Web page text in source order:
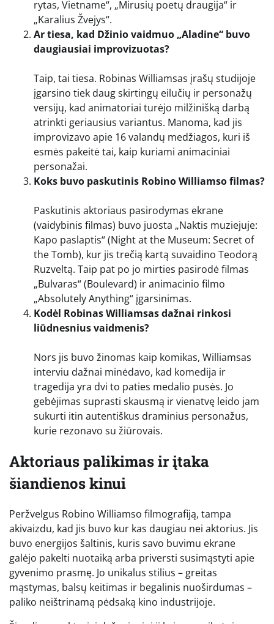
rytas, Vietname“, „Mirusių poetų draugija“ ir
„Karalius Žvejys“.
Ar tiesa, kad Džinio vaidmuo „Aladine“ buvo
daugiausiai improvizuotas?
Taip, tai tiesa. Robinas Williamsas įrašų studijoje
įgarsino tiek daug skirtingų eilučių ir personažų
versijų, kad animatoriai turėjo milžinišką darbą
atrinkti geriausius variantus. Manoma, kad jis
improvizavo apie 16 valandų medžiagos, kuri iš
esmės pakeitė tai, kaip kuriami animaciniai
personažai.
Koks buvo paskutinis Robino Williamso filmas?
Paskutinis aktoriaus pasirodymas ekrane
(vaidybinis filmas) buvo juosta „Naktis muziejuje:
Kapo paslaptis“ (Night at the Museum: Secret of
the Tomb), kur jis trečią kartą suvaidino Teodorą
Ruzveltą. Taip pat po jo mirties pasirodė filmas
„Bulvaras“ (Boulevard) ir animacinio filmo
„Absolutely Anything“ įgarsinimas.
Kodėl Robinas Williamsas dažnai rinkosi
liūdnesnius vaidmenis?
Nors jis buvo žinomas kaip komikas, Williamsas
interviu dažnai minėdavo, kad komedija ir
tragedija yra dvi to paties medalio pusės. Jo
gebėjimas suprasti skausmą ir vienatvę leido jam
sukurti itin autentiškus draminius personažus,
kurie rezonavo su žiūrovais.
Aktoriaus palikimas ir įtaka
šiandienos kinui
Peržvelgus Robino Williamso filmografiją, tampa
akivaizdu, kad jis buvo kur kas daugiau nei aktorius. Jis
buvo energijos šaltinis, kuris savo buvimu ekrane
galėjo pakelti nuotaiką arba priversti susimąstyti apie
gyvenimo prasmę. Jo unikalus stilius – greitas
mąstymas, balsų keitimas ir begalinis nuoširdumas –
paliko neištrinamą pėdsaką kino industrijoje.